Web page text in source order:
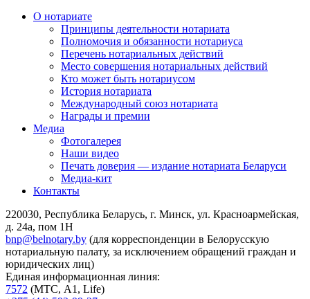
О нотариате
Принципы деятельности нотариата
Полномочия и обязанности нотариуса
Перечень нотариальных действий
Место совершения нотариальных действий
Кто может быть нотариусом
История нотариата
Международный союз нотариата
Награды и премии
Медиа
Фотогалерея
Наши видео
Печать доверия — издание нотариата Беларуси
Медиа-кит
Контакты
220030, Республика Беларусь, г. Минск, ул. Красноармейская,
д. 24а, пом 1Н
bnp@belnotary.by (для корреспонденции в Белорусскую
нотариальную палату, за исключением обращений граждан и
юридических лиц)
Единая информационная линия:
7572 (МТС, A1, Life)